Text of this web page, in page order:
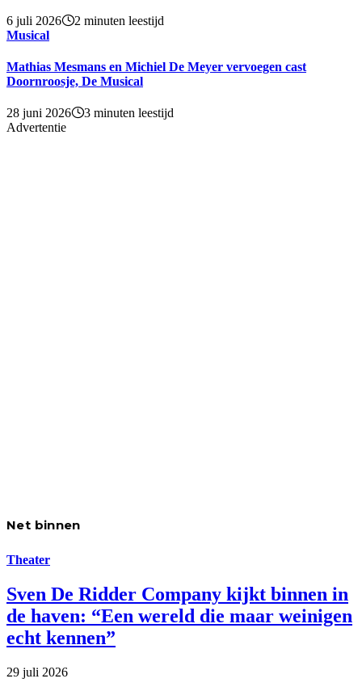
6 juli 2026
2 minuten leestijd
Musical
Mathias Mesmans en Michiel De Meyer vervoegen cast
Doornroosje, De Musical
28 juni 2026
3 minuten leestijd
Advertentie
Net binnen
Theater
Sven De Ridder Company kijkt binnen in
de haven: “Een wereld die maar weinigen
echt kennen”
29 juli 2026